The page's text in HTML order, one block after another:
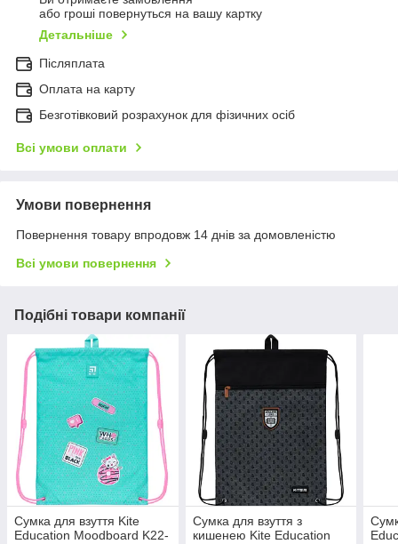
або гроші повернуться на вашу картку
Детальніше
Післяплата
Оплата на карту
Безготівковий розрахунок для фізичних осіб
Всі умови оплати
Умови повернення
Повернення товару впродовж 14 днів за домовленістю
Всі умови повернення
Подібні товари компанії
Сумка для взуття Kite
Education Moodboard K22-
Сумка для взуття з
кишенею Kite Education